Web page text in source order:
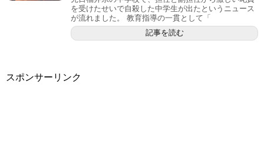
を受けたせいで自殺した中学生が出たというニュース
が流れました。 教育指導の一貫として「
記事を読む
スポンサーリンク